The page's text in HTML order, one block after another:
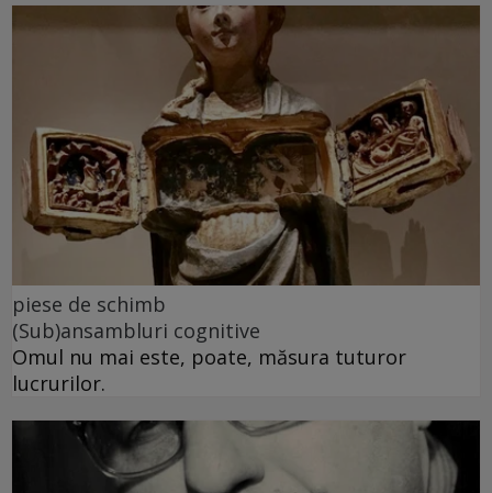
piese de schimb
(Sub)ansambluri cognitive
Omul nu mai este, poate, măsura tuturor
lucrurilor.